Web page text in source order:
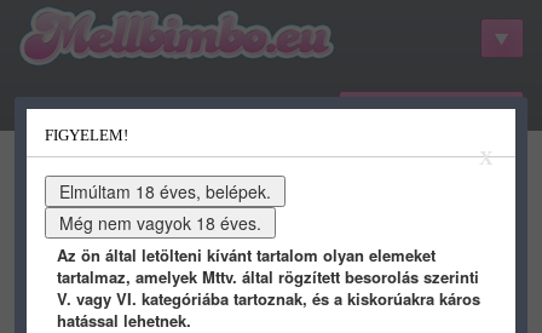
belépés / regisztráció
kategóriák hots gifs porn
youtube qdb
X
FIGYELEM!
Az ön által letölteni kívánt tartalom olyan elemeket
tartalmaz, amelyek Mttv. által rögzített besorolás szerinti
V. vagy VI. kategóriába tartoznak, és a kiskorúakra káros
hatással lehetnek.